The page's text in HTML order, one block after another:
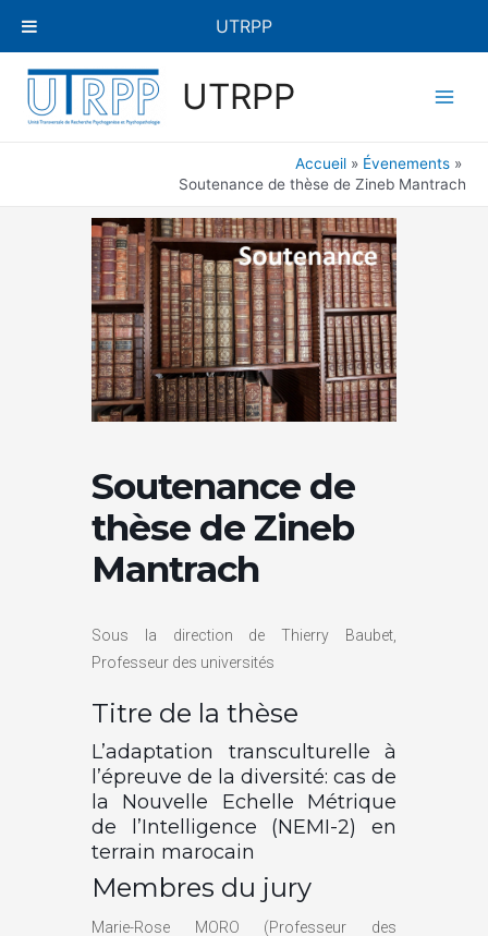
contenu
UTRPP
Accueil
Évenements
Soutenance de thèse de Zineb Mantrach
Soutenance de
thèse de Zineb
Mantrach
Sous la direction de Thierry Baubet,
Professeur des universités
Titre de la thèse
L’adaptation transculturelle à
l’épreuve de la diversité: cas de
la Nouvelle Echelle Métrique
de l’Intelligence (NEMI-2) en
terrain marocain
Membres du jury
Marie-Rose MORO (Professeur des
UTRPP